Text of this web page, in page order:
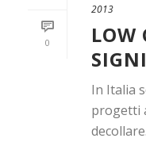
0
2013
LOW
In Italia
progetti